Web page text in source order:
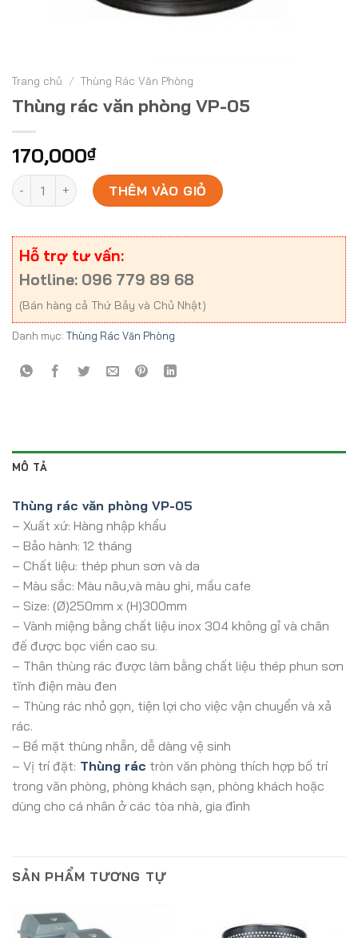
Trang chủ / Thùng Rác Văn Phòng
Thùng rác văn phòng VP-05
170,000₫
Thùng rác văn phòng VP-05 số lượng
THÊM VÀO GIỎ
Hỗ trợ tư vấn:
Hotline: 096 779 89 68
(Bán hàng cả Thứ Bảy và Chủ Nhật)
Danh mục: Thùng Rác Văn Phòng
MÔ TẢ
Thùng rác văn phòng VP-05
– Xuất xứ: Hàng nhập khẩu
– Bảo hành: 12 tháng
– Chất liệu: thép phun sơn và da
– Màu sắc: Màu nâu,và màu ghi, mầu cafe
– Size: (Ø)250mm x (H)300mm
– Vành miệng bằng chất liệu inox 304 không gỉ và chân
đế được bọc viền cao su.
– Thân thùng rác được làm bằng chất liệu thép phun sơn
tĩnh điện màu đen
– Thùng rác nhỏ gọn, tiện lợi cho việc vận chuyển và xả
rác.
– Bề mặt thùng nhẵn, dễ dàng vệ sinh
– Vị trí đặt: Thùng rác tròn văn phòng thích hợp bố trí
trong văn phòng, phòng khách sạn, phòng khách hoặc
dùng cho cá nhân ở các tòa nhà, gia đình
SẢN PHẨM TƯƠNG TỰ